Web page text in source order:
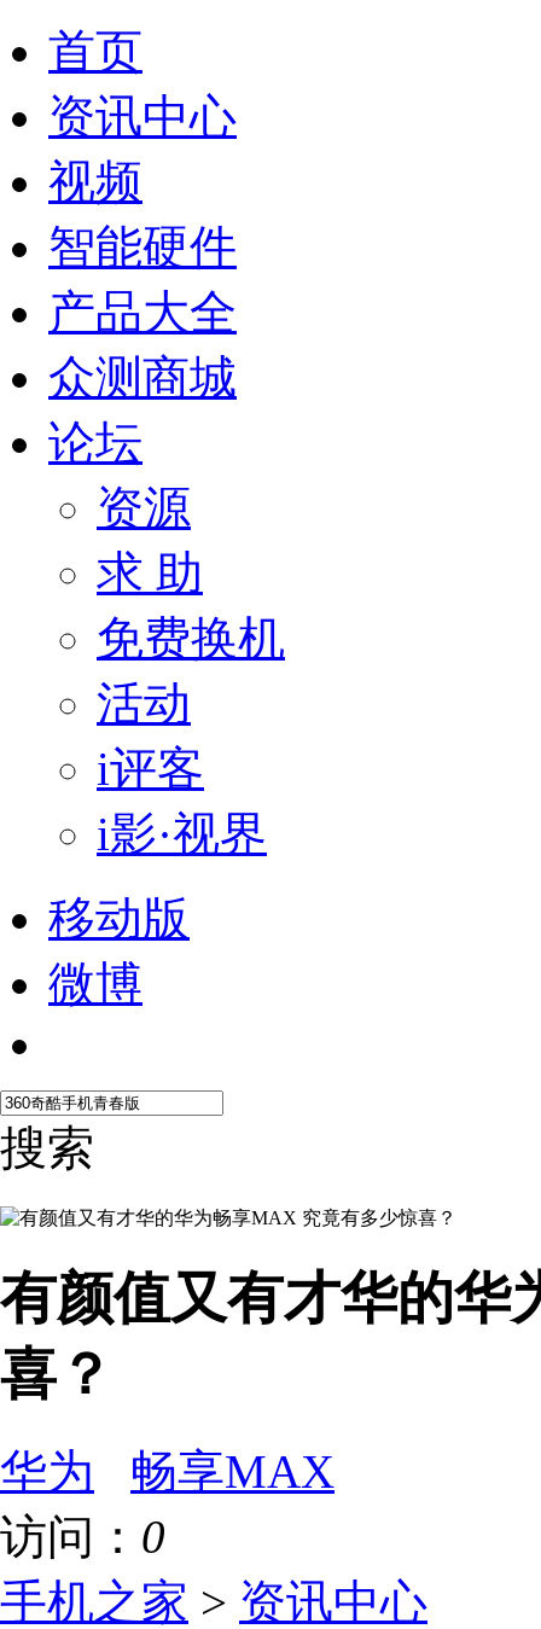
首页
资讯中心
视频
智能硬件
产品大全
众测商城
论坛
资源
求 助
免费换机
活动
i评客
i影·视界
移动版
微博
搜索
有颜值又有才华的华
喜？
华为
畅享MAX
访问： 0
手机之家 > 资讯中心